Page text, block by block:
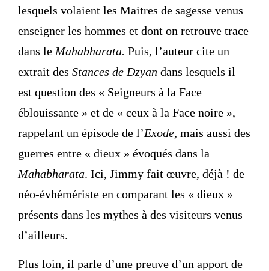
lesquels volaient les Maitres de sagesse venus
enseigner les hommes et dont on retrouve trace
dans le Mahabharata. Puis, l’auteur cite un
extrait des Stances de Dzyan dans lesquels il
est question des « Seigneurs à la Face
éblouissante » et de « ceux à la Face noire »,
rappelant un épisode de l’Exode, mais aussi des
guerres entre « dieux » évoqués dans la
Mahabharata. Ici, Jimmy fait œuvre, déjà ! de
néo-évhémériste en comparant les « dieux »
présents dans les mythes à des visiteurs venus
d’ailleurs.
Plus loin, il parle d’une preuve d’un apport de